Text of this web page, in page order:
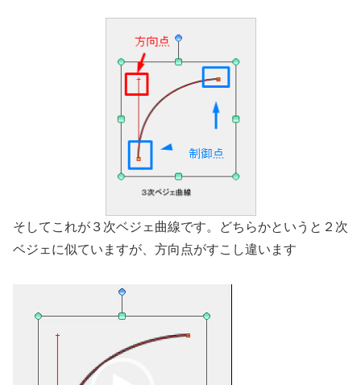
そしてこれが３次ベジェ曲線です。どちらかというと２次
ベジェに似ていますが、方向点がすこし違います